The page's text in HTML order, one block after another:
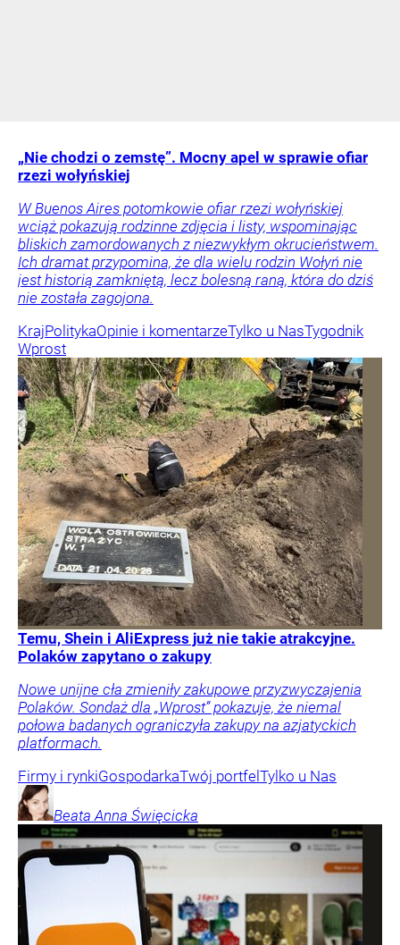
„Nie chodzi o zemstę”. Mocny apel w sprawie ofiar
rzezi wołyńskiej
W Buenos Aires potomkowie ofiar rzezi wołyńskiej
wciąż pokazują rodzinne zdjęcia i listy, wspominając
bliskich zamordowanych z niezwykłym okrucieństwem.
Ich dramat przypomina, że dla wielu rodzin Wołyń nie
jest historią zamkniętą, lecz bolesną raną, która do dziś
nie została zagojona.
KrajPolitykaOpinie i komentarzeTylko u NasTygodnik
Wprost
Temu, Shein i AliExpress już nie takie atrakcyjne.
Polaków zapytano o zakupy
Nowe unijne cła zmieniły zakupowe przyzwyczajenia
Polaków. Sondaż dla „Wprost” pokazuje, że niemal
połowa badanych ograniczyła zakupy na azjatyckich
platformach.
Firmy i rynkiGospodarkaTwój portfel Tylko u Nas
Beata Anna Święcicka